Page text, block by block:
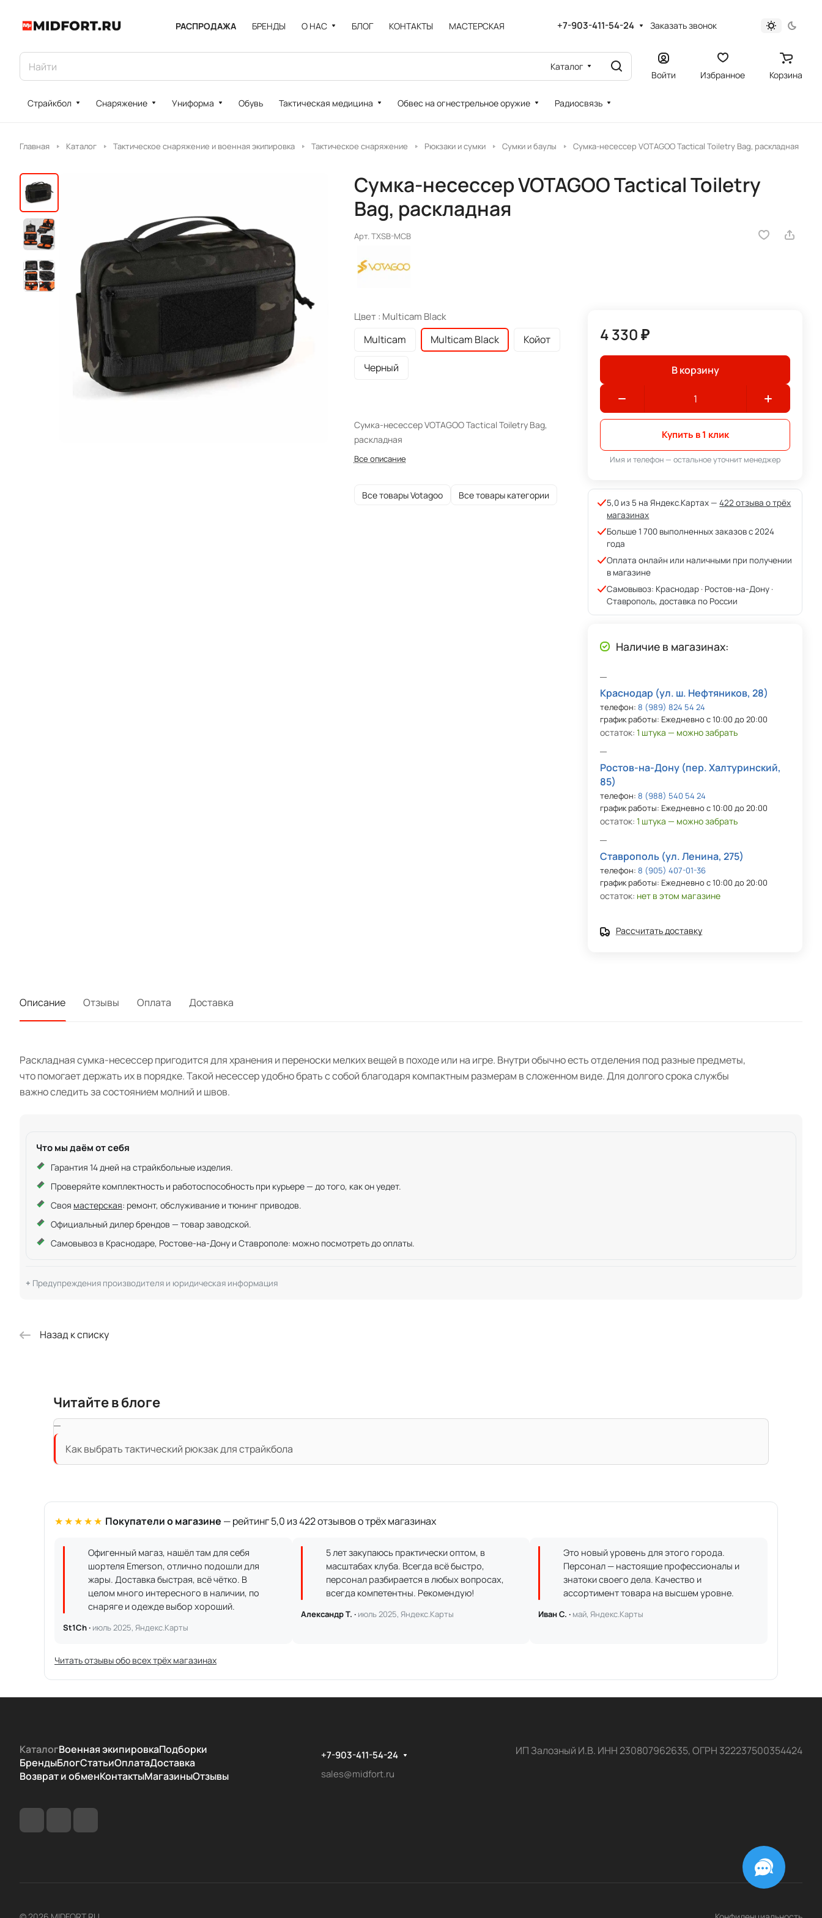
РАСПРОДАЖА БРЕНДЫ О НАС БЛОГ КОНТАКТЫ МАСТЕРСКАЯ +7-903-411-54-24 Заказать звонок
Каталог
Войти Избранное Корзина
Страйкбол Снаряжение Униформа Обувь Тактическая медицина Обвес на огнестрельное оружие Радиосвязь
Главная Каталог Тактическое снаряжение и военная экипировка Тактическое снаряжение Рюкзаки и сумки Сумки и баулы Сумка-несессер VOTAGOO Tactical Toiletry Bag, раскладная
Сумка-несессер VOTAGOO Tactical Toiletry
Bag, раскладная
Арт.TXSB-MCB
Цвет : Multicam Black
Multicam Multicam Black Койот
Черный
Сумка-несессер VOTAGOO Tactical Toiletry Bag,
раскладная
Все описание
Все товары Votagoo Все товары категории
4 330 ₽
В корзину
Купить в 1 клик
Имя и телефон — остальное уточнит менеджер
5,0 из 5 на Яндекс.Картах —422 отзыва о трёх
магазинах
Больше 1 700 выполненных заказов с 2024
года
Оплата онлайн или наличными при получении
в магазине
Самовывоз: Краснодар · Ростов-на-Дону ·
Ставрополь, доставка по России
Наличие в магазинах:
Краснодар (ул. ш. Нефтяников, 28)
телефон:8 (989) 824 54 24
график работы: Ежедневно с 10:00 до 20:00
остаток:1 штука — можно забрать
Ростов-на-Дону (пер. Халтуринский,
85)
телефон:8 (988) 540 54 24
график работы: Ежедневно с 10:00 до 20:00
остаток:1 штука — можно забрать
Ставрополь (ул. Ленина, 275)
телефон:8 (905) 407-01-36
график работы: Ежедневно с 10:00 до 20:00
остаток: нет в этом магазине
Рассчитать доставку
Описание Отзывы Оплата Доставка
Раскладная сумка-несессер пригодится для хранения и переноски мелких вещей в походе или на игре. Внутри обычно есть отделения под разные предметы,
что помогает держать их в порядке. Такой несессер удобно брать с собой благодаря компактным размерам в сложенном виде. Для долгого срока службы
важно следить за состоянием молний и швов.
Что мы даём от себя
Гарантия 14 дней на страйкбольные изделия.
Проверяйте комплектность и работоспособность при курьере — до того, как он уедет.
Своя мастерская: ремонт, обслуживание и тюнинг приводов.
Официальный дилер брендов — товар заводской.
Самовывоз в Краснодаре, Ростове-на-Дону и Ставрополе: можно посмотреть до оплаты.
Предупреждения производителя и юридическая информация
Назад к списку
Читайте в блоге
Как выбрать тактический рюкзак для страйкбола
★★★★★ Покупатели о магазине — рейтинг 5,0 из 422 отзывов о трёх магазинах
Офигенный магаз, нашёл там для себя
шортеля Emerson, отлично подошли для
жары. Доставка быстрая, всё чётко. В
целом много интересного в наличии, по
снаряге и одежде выбор хороший.
St1Ch · июль 2025, Яндекс.Карты
5 лет закупаюсь практически оптом, в
масштабах клуба. Всегда всё быстро,
персонал разбирается в любых вопросах,
всегда компетентны. Рекомендую!
Александр Т. · июль 2025, Яндекс.Карты
Это новый уровень для этого города.
Персонал — настоящие профессионалы и
знатоки своего дела. Качество и
ассортимент товара на высшем уровне.
Иван С. · май, Яндекс.Карты
Читать отзывы обо всех трёх магазинах
КаталогВоенная экипировкаПодборки
БрендыБлогСтатьиОплатаДоставка
Возврат и обменКонтактыМагазиныОтзывы
+7-903-411-54-24
sales@midfort.ru
ИП Залозный И.В. ИНН 230807962635, ОГРН 322237500354424